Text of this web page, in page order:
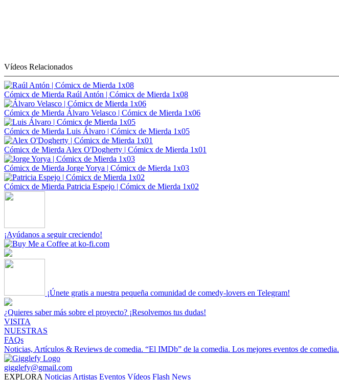
Vídeos Relacionados
Cómicx de Mierda Raúl Antón | Cómicx de Mierda 1x08
Cómicx de Mierda Álvaro Velasco | Cómicx de Mierda 1x06
Cómicx de Mierda Luis Álvaro | Cómicx de Mierda 1x05
Cómicx de Mierda Alex O'Dogherty | Cómicx de Mierda 1x01
Cómicx de Mierda Jorge Yorya | Cómicx de Mierda 1x03
Cómicx de Mierda Patricia Espejo | Cómicx de Mierda 1x02
¡Ayúdanos a seguir creciendo!
¡Únete gratis a nuestra pequeña comunidad de comedy-lovers en Telegram!
¿Quieres saber más sobre el proyecto? ¡Resolvemos tus dudas!
VISITA
NUESTRAS
FAQs
Noticias, Artículos & Reviews de comedia. “El IMDb” de la comedia. Los mejores eventos de comedia.
gigglefy@gmail.com
EXPLORA Noticias Artistas Eventos Vídeos Flash News